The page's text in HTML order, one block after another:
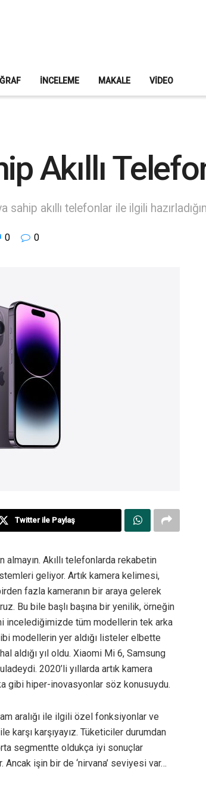
İNCELEME MAKALE VIDEO
Akıllı
akıllı telefonlar ile ilgili
0 0
Twitter ile Paylaş
Akıllı telefonlarda rekabetin
geliyor. Artık kamera kelimesi,
fazla kameranın bir araya gelerek
Bu bile başlı başına bir yenilik, örneğin
incelediğimizde tüm modellerin tek arka
modellerin yer aldığı listeler elbette
aldığı yıl oldu. Xiaomi Mi 6, Samsung
2020’li yıllarda artık kamera
gibi hiper-inovasyonlar söz konusuydu.
aralığı ile ilgili özel fonksiyonlar ve
karşı karşıyayız. Tüketiciler durumdan
segmentte oldukça iyi sonuçlar
Ancak işin bir de ‘nirvana’ seviyesi var…